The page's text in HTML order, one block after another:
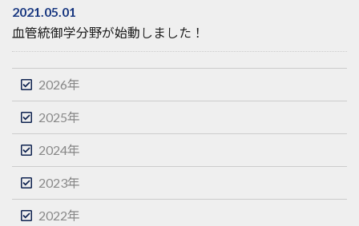
2021.05.01
血管統御学分野が始動しました！
2026年
2025年
2024年
2023年
2022年